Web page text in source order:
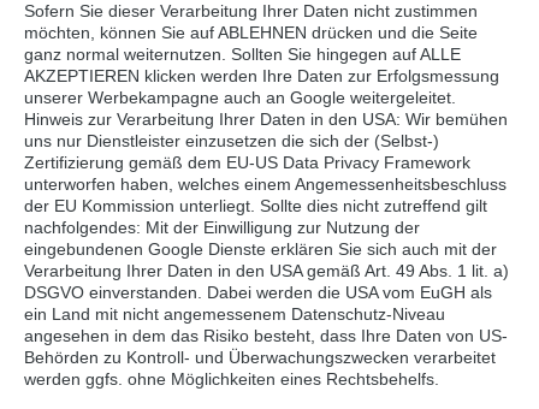
Handelsregister:Wuppertal HRA 24711
Geschäftsführung:
Volker Bleckmann, Désirée Bleckmann, Christian
Bögeholz
Rechtlicher Hinweis
a) Seiteninhalt
Dieser Internetauftritt wird Ihnen von der BLF Holding
GmbH & Co. KG bereitgestellt.
Die Informationen, die über diesen Internetauftritt
erhältlich sind, wurden mit größter Sorgfalt
Sofern Sie dieser Verarbeitung Ihrer Daten nicht zustimmen
möchten, können Sie auf ABLEHNEN drücken und die Seite
ganz normal weiternutzen. Sollten Sie hingegen auf ALLE
AKZEPTIEREN klicken werden Ihre Daten zur Erfolgsmessung
unserer Werbekampagne auch an Google weitergeleitet.
Hinweis zur Verarbeitung Ihrer Daten in den USA: Wir bemühen
uns nur Dienstleister einzusetzen die sich der (Selbst-)
Zertifizierung gemäß dem EU-US Data Privacy Framework
unterworfen haben, welches einem Angemessenheitsbeschluss
der EU Kommission unterliegt. Sollte dies nicht zutreffend gilt
nachfolgendes: Mit der Einwilligung zur Nutzung der
eingebundenen Google Dienste erklären Sie sich auch mit der
Verarbeitung Ihrer Daten in den USA gemäß Art. 49 Abs. 1 lit. a)
DSGVO einverstanden. Dabei werden die USA vom EuGH als
ein Land mit nicht angemessenem Datenschutz-Niveau
angesehen in dem das Risiko besteht, dass Ihre Daten von US-
Behörden zu Kontroll- und Überwachungszwecken verarbeitet
werden ggfs. ohne Möglichkeiten eines Rechtsbehelfs.